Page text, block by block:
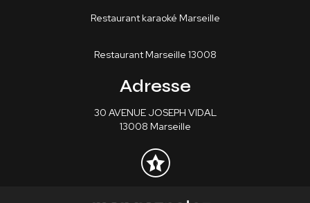
Restaurant karaoké Marseille
Restaurant Marseille 13008
Adresse
30 AVENUE JOSEPH VIDAL
13008 Marseille